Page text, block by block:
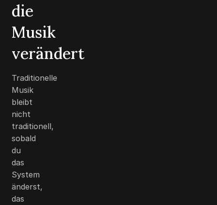
die
Musik
verändert
Traditionelle
Musik
bleibt
nicht
traditionell,
sobald
du
das
System
änderst,
das